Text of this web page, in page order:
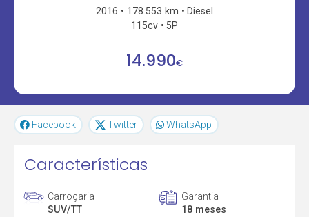
2016 178.553 km
Diesel
115cv
5P
14.990€
Facebook Twitter WhatsApp
Características
Carroçaria
SUV/TT
Garantia
18 meses